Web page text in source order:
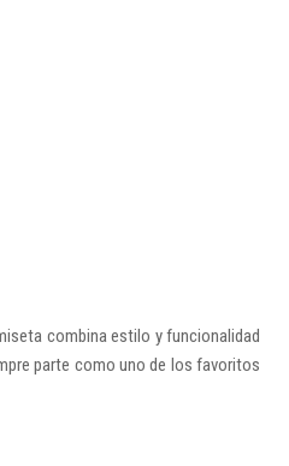
combina estilo y funcionalidad
parte como uno de los favoritos